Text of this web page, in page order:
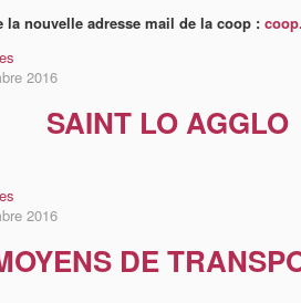
la nouvelle adresse mail de la coop :
2016
SAINT LO AGGLO
2016
DE